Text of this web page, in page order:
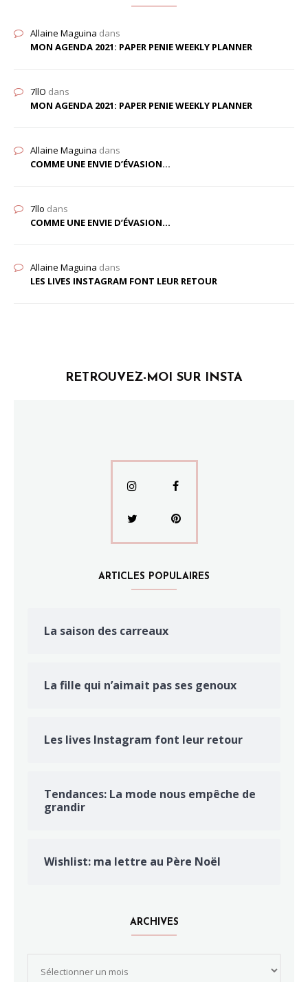
Allaine Maguina dans
MON AGENDA 2021: PAPER PENIE WEEKLY PLANNER
7llO dans
MON AGENDA 2021: PAPER PENIE WEEKLY PLANNER
Allaine Maguina dans
COMME UNE ENVIE D’ÉVASION…
7llo dans
COMME UNE ENVIE D’ÉVASION…
Allaine Maguina dans
LES LIVES INSTAGRAM FONT LEUR RETOUR
RETROUVEZ-MOI SUR INSTA
ARTICLES POPULAIRES
La saison des carreaux
La fille qui n’aimait pas ses genoux
Les lives Instagram font leur retour
Tendances: La mode nous empêche de
grandir
Wishlist: ma lettre au Père Noël
ARCHIVES